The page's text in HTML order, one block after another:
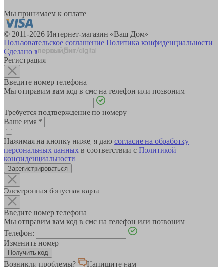
Мы принимаем к оплате
© 2011-2026 Интернет-магазин «Ваш Дом»
Пользовательское соглашение Политика конфиденциальности
Сделано в
Регистрация
Введите номер телефона
Мы отправим вам код в смс на телефон или позвоним
Требуется подтверждение по номеру
Ваше имя *
Нажимая на кнопку ниже, я даю согласие на обработку
персональных данных в соответствии с Политикой
конфиденциальности
Зарегистрироваться
Электронная бонусная карта
Введите номер телефона
Мы отправим вам код в смс на телефон или позвоним
Телефон:
Изменить номер
Возникли проблемы? Напишите нам